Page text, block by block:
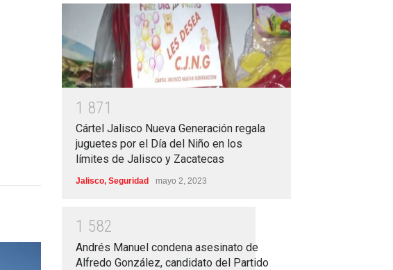
1 871
Cártel Jalisco Nueva Generación regala
juguetes por el Día del Niño en los
límites de Jalisco y Zacatecas
Jalisco, Seguridad mayo 2, 2023
1 582
Andrés Manuel condena asesinato de
Alfredo González, candidato del Partido